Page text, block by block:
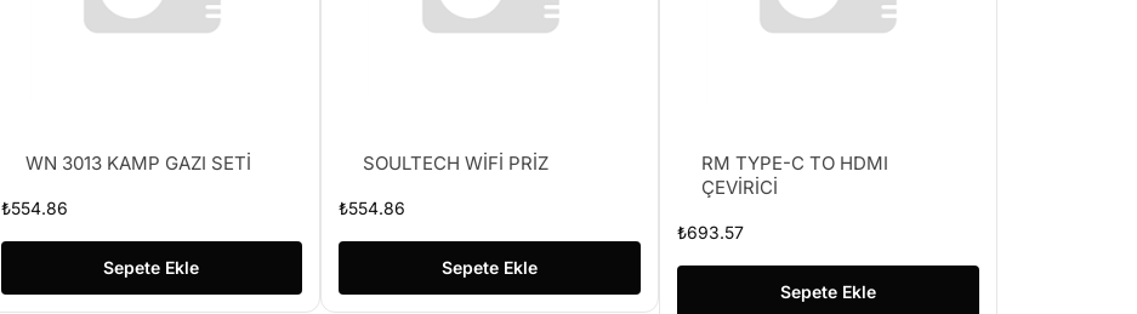
WN 3013 KAMP GAZI SETİ
₺554.86
Sepete Ekle
SOULTECH WİFİ PRİZ
₺554.86
Sepete Ekle
RM TYPE-C TO HDMI
ÇEVİRİCİ
₺693.57
Sepete Ekle